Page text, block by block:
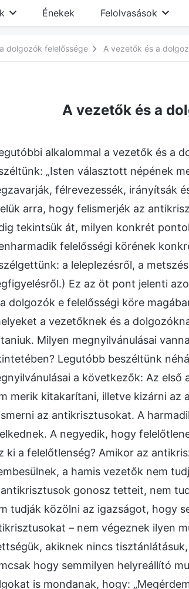
Énekek Felolvasások
dolgozók felelőssége A vezetők és a
A vezetők és a
alkalommal a vezetők és a
„Isten választott népének
félrevezessék, irányítsák
arra, hogy felismerjék az
tekintsük át, milyen konkrét
felelősségi körének
a leleplezésről, a
Ez az öt pont jelenti
dolgozók e felelősségi köre
a vezetőknek és a
Milyen megnyilvánulásai
Legutóbb beszéltünk
a következők: Az
merik kitakarítani, illetve kizárni az
az antikrisztusokat. A
A negyedik, hogy
ki a felelőtlenség? Amikor az
a hamis vezetők nem
gonosz tetteit, nem
tudják közölni az igazságot, hogy
– nem végeznek ilyen
akiknek nincs
hogy semmilyen helyreállító
is mondanak, hogy: